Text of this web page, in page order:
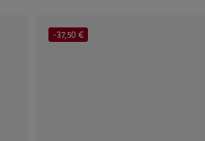
-37,50 €